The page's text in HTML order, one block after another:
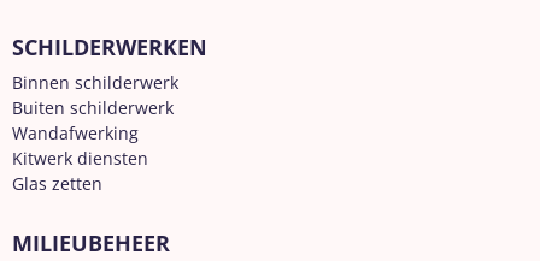
SCHILDERWERKEN
Binnen schilderwerk
Buiten schilderwerk
Wandafwerking
Kitwerk diensten
Glas zetten
MILIEUBEHEER